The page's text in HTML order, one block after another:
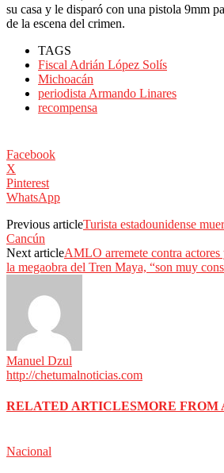
su casa y le disparó con una pistola 9mm
de la escena del crimen.
TAGS
Fiscal Adrián López Solís
Michoacán
periodista Armando Linares
recompensa
Facebook
X
Pinterest
WhatsApp
Previous articleTurista estadounidense
Cancún
Next articleAMLO arremete contra actores
la megaobra del Tren Maya, “son muy
Manuel Dzul
http://chetumalnoticias.com
RELATED ARTICLESMORE FROM
Nacional